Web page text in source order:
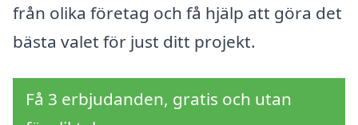
från olika företag och få hjälp att göra det
bästa valet för just ditt projekt.
Få 3 erbjudanden, gratis och utan